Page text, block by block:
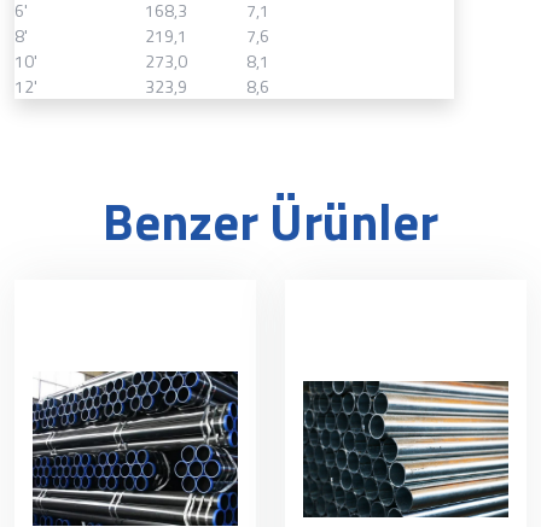
6' 168,3
7,1
8'
219,1
7,6
10'
273,0
8,1
12'
323,9 8,6
Benzer Ürünler